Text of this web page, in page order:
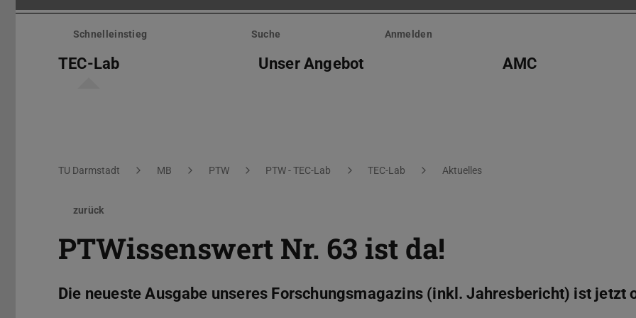
Menü
überspringenSchnelleinstieg Suche Anmelden
TEC-Lab Unser Angebot AMC
Sie befinden sich hier:
TU Darmstadt MB PTW PTW - TEC-Lab TEC-Lab Aktuelles
zurück
PTWissenswert Nr. 63 ist da!
Die neueste Ausgabe unseres Forschungsmagazins (inkl. Jahresbericht) ist jetzt